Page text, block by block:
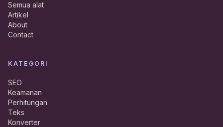
Semua alat
Artikel
About
Contact
KATEGORI
SEO
Keamanan
Perhitungan
Teks
Konverter